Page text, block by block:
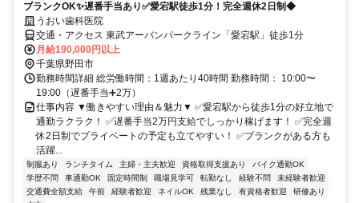
ブランクOK✨遅番手当あり✅愛宕駅徒歩1分！完全週休2日制◆
うおい歯科医院
交通・アクセス 東武アーバンパークライン「愛宕駅」徒歩1分
月給190,000円以上
千葉県野田市
勤務時間詳細 総労働時間：1週あたり40時間 勤務時間： 10:00〜
19:00（遅番手当➕2万）
仕事内容 ▼働きやすい理由＆魅力▼ ✅愛宕駅から徒歩1分の好立地で
通勤ラクラク！ ✅遅番手当2万円支給でしっかり稼げます！ ✅完全週
休2日制でプライベートの予定も立てやすい！ ✅ブランクがある方も
活躍...
制服あり ランチタイム 主婦・主夫歓迎 資格取得支援あり
バイク通勤OK
学歴不問
車通勤OK 固定時間制 職場見学可 転勤なし 経験不問
未経験者歓迎
交通費全額支給
午前 経験者歓迎 ネイルOK 残業なし 有資格者歓迎
研修あり